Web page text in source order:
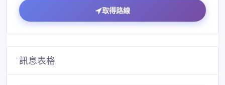
取得路線
訊息表格